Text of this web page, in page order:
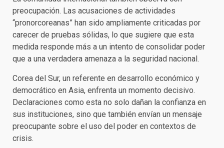
preocupación. Las acusaciones de actividades
“pronorcoreanas” han sido ampliamente criticadas por
carecer de pruebas sólidas, lo que sugiere que esta
medida responde más a un intento de consolidar poder
que a una verdadera amenaza a la seguridad nacional.
Corea del Sur, un referente en desarrollo económico y
democrático en Asia, enfrenta un momento decisivo.
Declaraciones como esta no solo dañan la confianza en
sus instituciones, sino que también envían un mensaje
preocupante sobre el uso del poder en contextos de
crisis.